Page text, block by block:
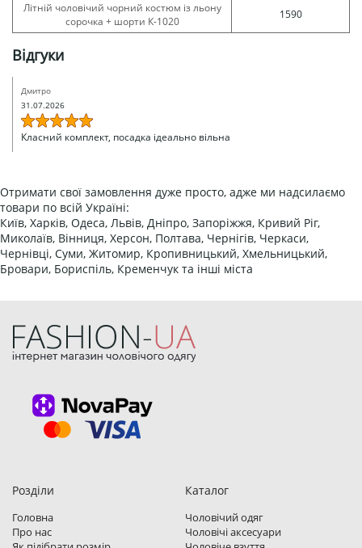
Літній чоловічий чорний костюм із льону
сорочка + шорти К-1020
1590
Відгуки
Дмитро
31.07.2026
Класний комплект, посадка ідеально вільна
Отримати свої замовлення дуже просто, адже ми надсилаємо
товари по всій Україні:
Київ, Харків, Одеса, Львів, Дніпро, Запоріжжя, Кривий Ріг,
Миколаїв, Вінниця, Херсон, Полтава, Чернігів, Черкаси,
Чернівці, Суми, Житомир, Кропивницький, Хмельницький,
Бровари, Бориспіль, Кременчук та інші міста
Розділи
Головна
Про нас
Каталог
Чоловічий одяг
Чоловічі аксесуари